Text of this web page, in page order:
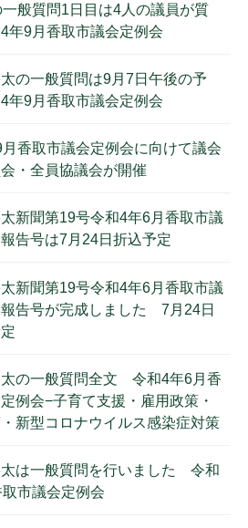
般質問1日目は4人の議員が質
9月香取市議会定例会
の一般質問は9月7日午後の予
9月香取市議会定例会
香取市議会定例会に向けて議会
・全員協議会が開催
新聞第19号令和4年6月香取市議
告号は7月24日折込予定
新聞第19号令和4年6月香取市議
告号が完成しました 7月24日
の一般質問全文 令和4年6月香
例会−子育て支援・雇用政策・
新型コロナウイルス感染症対策
は一般質問を行いました 令和
市議会定例会